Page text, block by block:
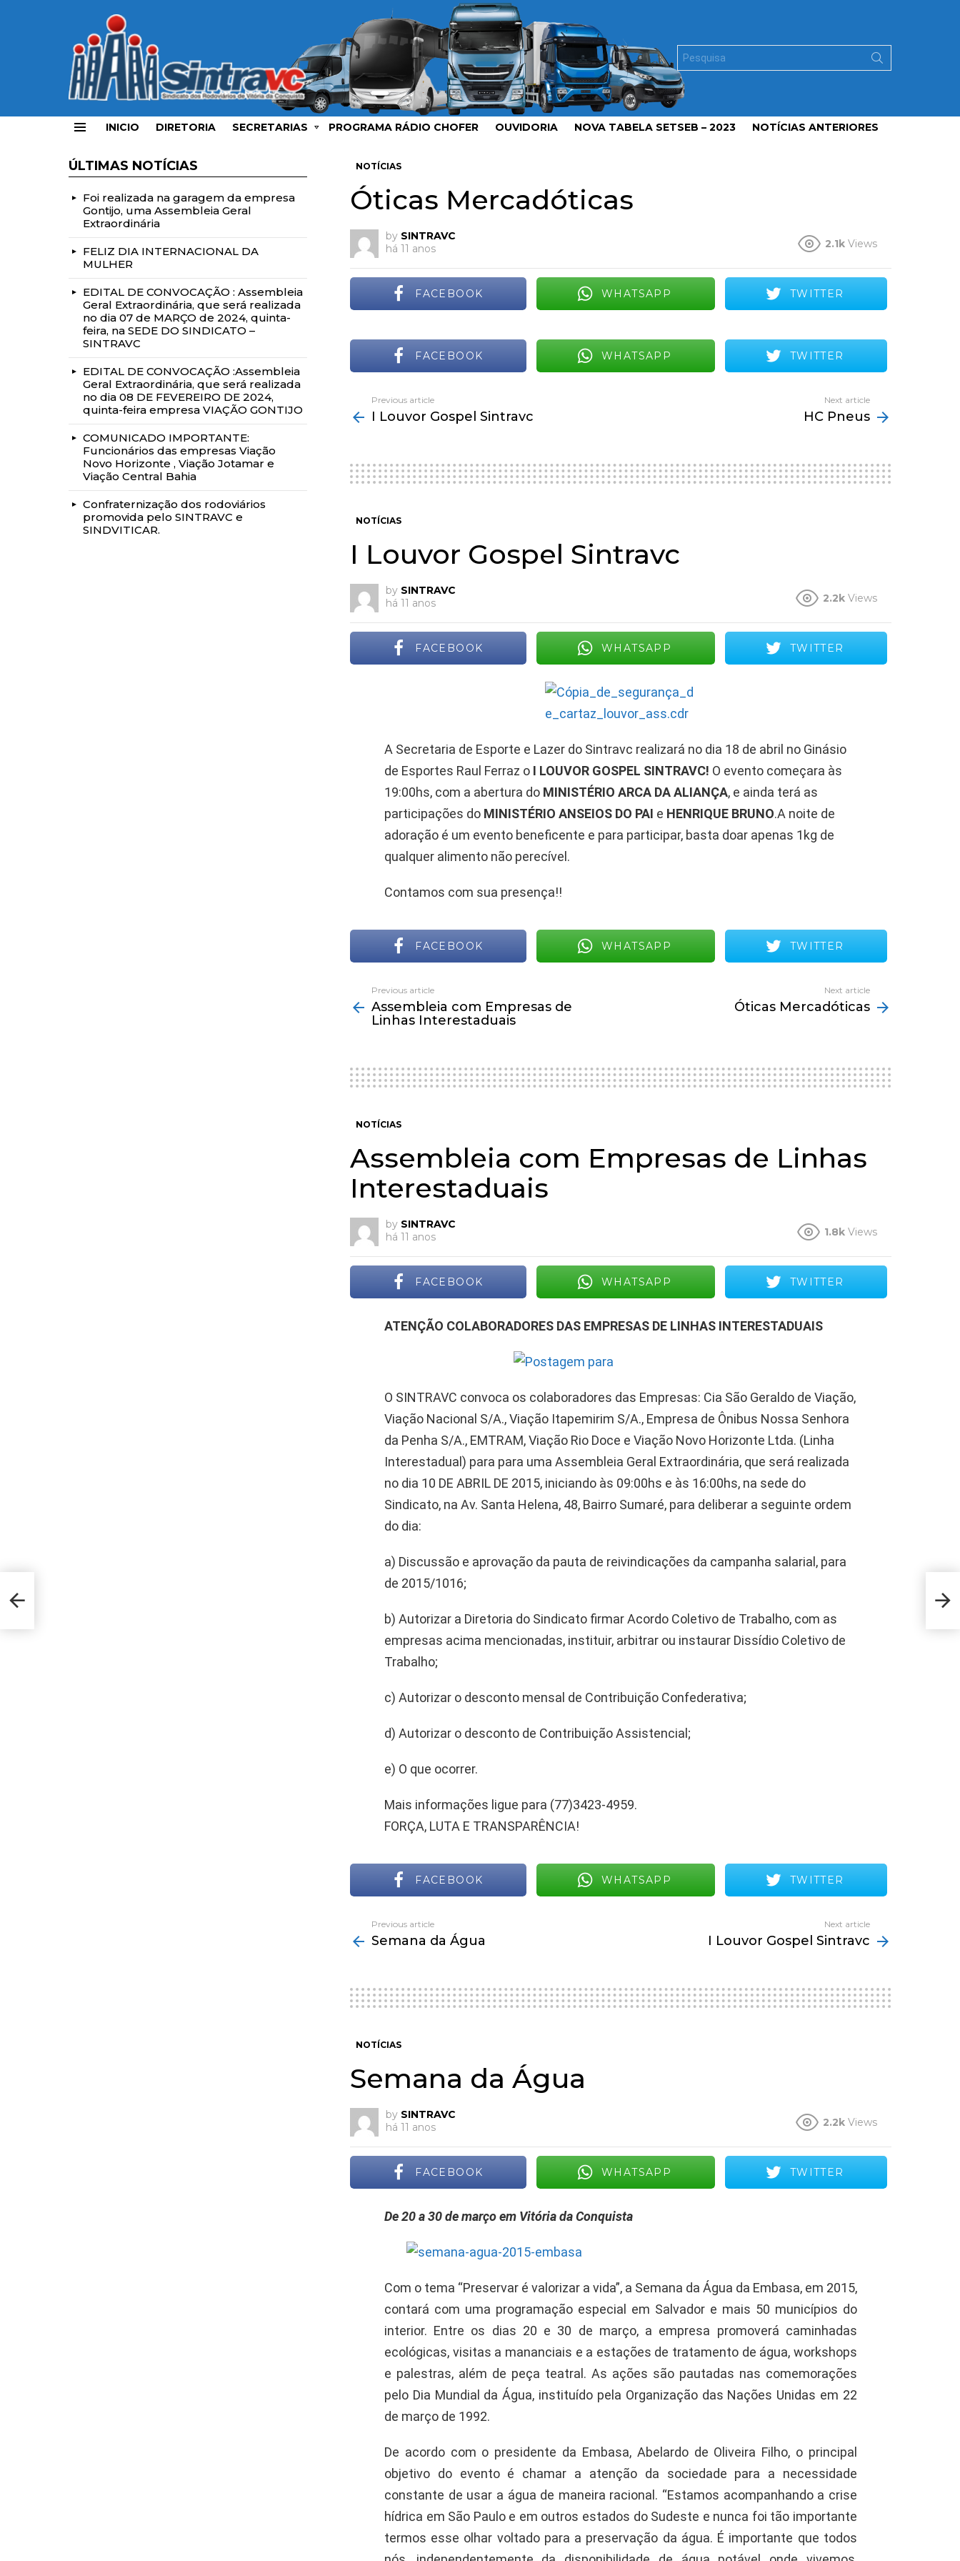
for:
INICIO DIRETORIA SECRETARIAS PROGRAMA RÁDIO CHOFER OUVIDORIA NOVA TABELA SETSEB – 2023 NOTÍCIAS ANTERIORES
NOTÍCIAS
Óticas Mercadóticas
by SINTRAVC
há 11 anos
2.1k Views
FACEBOOK WHATSAPP TWITTER
FACEBOOK WHATSAPP TWITTER
more
Previous article
I Louvor Gospel Sintravc
Next article
HC Pneus
NOTÍCIAS
I Louvor Gospel Sintravc
by SINTRAVC
há 11 anos
2.2k Views
FACEBOOK WHATSAPP TWITTER
A Secretaria de Esporte e Lazer do Sintravc realizará no dia 18 de abril no Ginásio
de Esportes Raul Ferraz o I LOUVOR GOSPEL SINTRAVC! O evento começara às
19:00hs, com a abertura do MINISTÉRIO ARCA DA ALIANÇA, e ainda terá as
participações do MINISTÉRIO ANSEIOS DO PAI e HENRIQUE BRUNO.A noite de
adoração é um evento beneficente e para participar, basta doar apenas 1kg de
qualquer alimento não perecível.
Contamos com sua presença!!
FACEBOOK WHATSAPP TWITTER
more
Previous article
Assembleia com Empresas de
Linhas Interestaduais
Next article
Óticas Mercadóticas
NOTÍCIAS
Assembleia com Empresas de Linhas
Interestaduais
by SINTRAVC
há 11 anos
1.8k Views
FACEBOOK WHATSAPP TWITTER
ATENÇÃO COLABORADORES DAS EMPRESAS DE LINHAS INTERESTADUAIS
O SINTRAVC convoca os colaboradores das Empresas: Cia São Geraldo de Viação,
Viação Nacional S/A., Viação Itapemirim S/A., Empresa de Ônibus Nossa Senhora
da Penha S/A., EMTRAM, Viação Rio Doce e Viação Novo Horizonte Ltda. (Linha
Interestadual) para para uma Assembleia Geral Extraordinária, que será realizada
no dia 10 DE ABRIL DE 2015, iniciando às 09:00hs e às 16:00hs, na sede do
Sindicato, na Av. Santa Helena, 48, Bairro Sumaré, para deliberar a seguinte ordem
do dia:
a) Discussão e aprovação da pauta de reivindicações da campanha salarial, para
de 2015/1016;
b) Autorizar a Diretoria do Sindicato firmar Acordo Coletivo de Trabalho, com as
empresas acima mencionadas, instituir, arbitrar ou instaurar Dissídio Coletivo de
Trabalho;
c) Autorizar o desconto mensal de Contribuição Confederativa;
d) Autorizar o desconto de Contribuição Assistencial;
e) O que ocorrer.
Mais informações ligue para (77)3423-4959.
FORÇA, LUTA E TRANSPARÊNCIA!
FACEBOOK WHATSAPP TWITTER
more
Previous article
Semana da Água
Next article
I Louvor Gospel Sintravc
NOTÍCIAS
Semana da Água
by SINTRAVC
há 11 anos
2.2k Views
FACEBOOK WHATSAPP TWITTER
De 20 a 30 de março em Vitória da Conquista
Com o tema “Preservar é valorizar a vida”, a Semana da Água da Embasa, em 2015,
contará com uma programação especial em Salvador e mais 50 municípios do
interior. Entre os dias 20 e 30 de março, a empresa promoverá caminhadas
ecológicas, visitas a mananciais e a estações de tratamento de água, workshops
e palestras, além de peça teatral. As ações são pautadas nas comemorações
pelo Dia Mundial da Água, instituído pela Organização das Nações Unidas em 22
de março de 1992.
De acordo com o presidente da Embasa, Abelardo de Oliveira Filho, o principal
objetivo do evento é chamar a atenção da sociedade para a necessidade
constante de usar a água de maneira racional. “Estamos acompanhando a crise
hídrica em São Paulo e em outros estados do Sudeste e nunca foi tão importante
termos esse olhar voltado para a preservação da água. É importante que todos
ÚLTIMAS NOTÍCIAS
Foi realizada na garagem da empresa
Gontijo, uma Assembleia Geral
Extraordinária
FELIZ DIA INTERNACIONAL DA
MULHER
EDITAL DE CONVOCAÇÃO : Assembleia
Geral Extraordinária, que será realizada
no dia 07 de MARÇO de 2024, quinta-
feira, na SEDE DO SINDICATO –
SINTRAVC
EDITAL DE CONVOCAÇÃO :Assembleia
Geral Extraordinária, que será realizada
no dia 08 DE FEVEREIRO DE 2024,
quinta-feira empresa VIAÇÃO GONTIJO
COMUNICADO IMPORTANTE:
Funcionários das empresas Viação
Novo Horizonte , Viação Jotamar e
Viação Central Bahia
Confraternização dos rodoviários
promovida pelo SINTRAVC e
SINDVITICAR.